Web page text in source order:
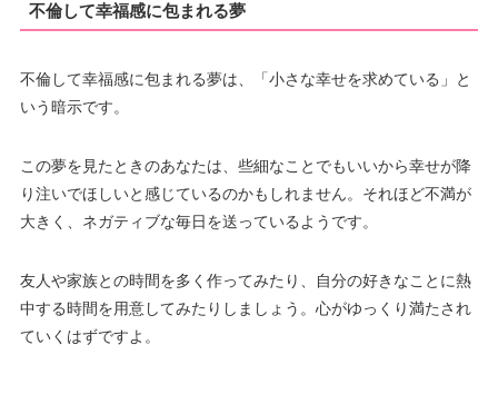
不倫して幸福感に包まれる夢
不倫して幸福感に包まれる夢は、「小さな幸せを求めている」と
いう暗示です。
この夢を見たときのあなたは、些細なことでもいいから幸せが降
り注いでほしいと感じているのかもしれません。それほど不満が
大きく、ネガティブな毎日を送っているようです。
友人や家族との時間を多く作ってみたり、自分の好きなことに熱
中する時間を用意してみたりしましょう。心がゆっくり満たされ
ていくはずですよ。